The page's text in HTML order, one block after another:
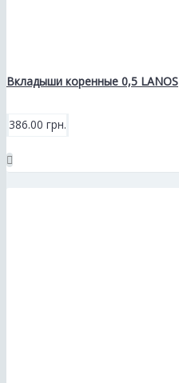
Вкладыши коренные 0,5 LANOS
386.00 грн.